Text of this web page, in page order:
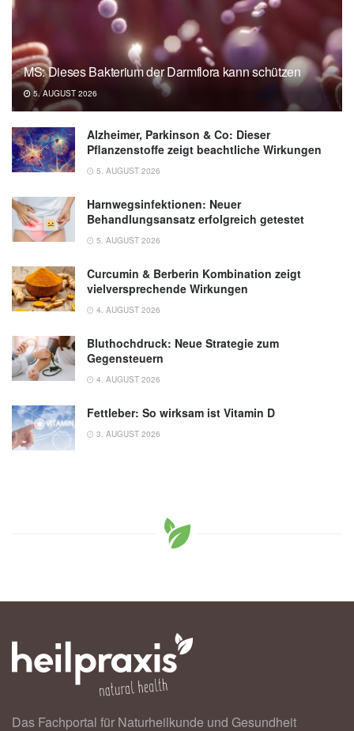
MS: Dieses Bakterium der Darmflora kann schützen
5. AUGUST 2026
Alzheimer, Parkinson & Co: Dieser
Pflanzenstoffe zeigt beachtliche Wirkungen
5. AUGUST 2026
Harnwegsinfektionen: Neuer
Behandlungsansatz erfolgreich getestet
5. AUGUST 2026
Curcumin & Berberin Kombination zeigt
vielversprechende Wirkungen
4. AUGUST 2026
Bluthochdruck: Neue Strategie zum
Gegensteuern
4. AUGUST 2026
Fettleber: So wirksam ist Vitamin D
3. AUGUST 2026
Das Fachportal für Naturheilkunde und Gesundheit